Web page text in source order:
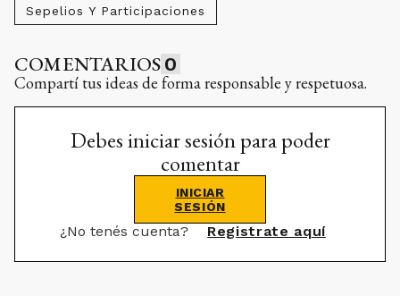
Sepelios Y Participaciones
COMENTARIOS 0
Compartí tus ideas de forma responsable y respetuosa.
Debes iniciar sesión para poder
comentar
INICIAR
SESIÓN
¿No tenés cuenta? Registrate aquí